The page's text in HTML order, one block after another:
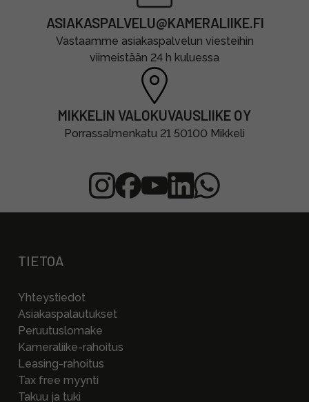
ASIAKASPALVELU@KAMERALIIKE.FI
Vastaamme asiakaspalvelun viesteihin
viimeistään 24 h kuluessa
MIKKELIN VALOKUVAUSLIIKE OY
Porrassalmenkatu 21 50100 Mikkeli
TIETOA
Yhteystiedot
Asiakaspalautukset
Peruutuslomake
Kameraliike-rahoitus
Leasing-rahoitus
Tax free myynti
Takuu ja tuki